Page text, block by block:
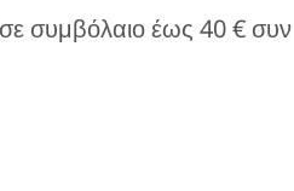
συμβόλαιο έως 40 € συν